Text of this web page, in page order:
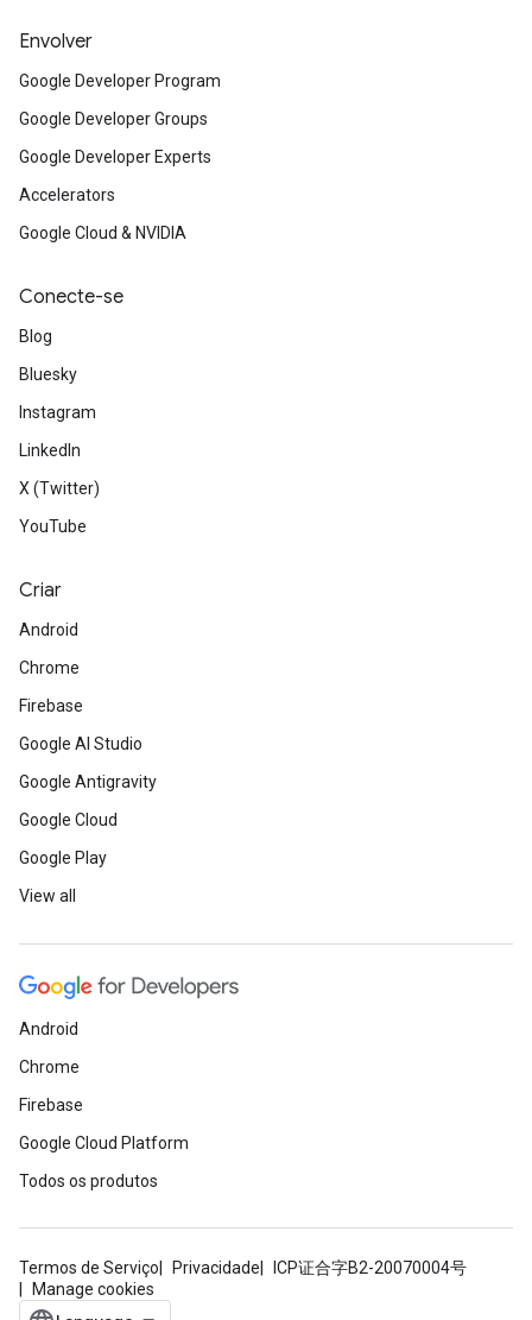
Envolver
Google Developer Program
Google Developer Groups
Google Developer Experts
Accelerators
Google Cloud & NVIDIA
Conecte-se
Blog
Bluesky
Instagram
LinkedIn
X (Twitter)
YouTube
Criar
Android
Chrome
Firebase
Google AI Studio
Google Antigravity
Google Cloud
Google Play
View all
Android
Chrome
Firebase
Google Cloud Platform
Todos os produtos
Termos de Serviço Privacidade
ICP证合字B2-20070004号
Manage cookies